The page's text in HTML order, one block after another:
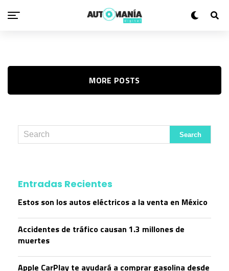
MORE POSTS
Entradas Recientes
Estos son los autos eléctricos a la venta en México
Accidentes de tráfico causan 1.3 millones de
muertes
Apple CarPlay te ayudará a comprar gasolina desde